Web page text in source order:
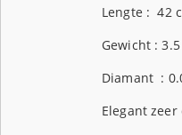
Lengte : 42
Gewicht :
Diamant :
Elegant